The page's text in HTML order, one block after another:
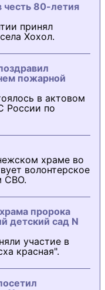
честь 80-летия
принял
Хохол.
пожарной
в актовом
России по
храме во
волонтерское
СВО.
пророка
детский сад N
участие в
красная".